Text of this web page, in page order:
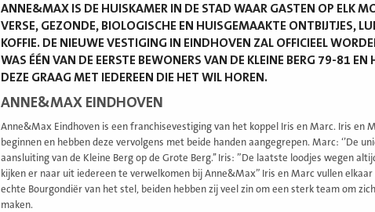
ANNE&MAX IS DE HUISKAMER IN DE STAD WAAR GASTEN OP ELK
VERSE, GEZONDE, BIOLOGISCHE EN HUISGEMAAKTE ONTBIJTJES,
KOFFIE. DE NIEUWE VESTIGING IN EINDHOVEN ZAL OFFICIEEL
WAS ÉÉN VAN DE EERSTE BEWONERS VAN DE KLEINE BERG 79-81
DEZE GRAAG MET IEDEREEN DIE HET WIL HOREN.
ANNE&MAX EINDHOVEN
Anne&Max Eindhoven is een franchisevestiging van het koppel Iris en Marc. Iris
beginnen en hebben deze vervolgens met beide handen aangegrepen. Marc: ‘’De
aansluiting van de Kleine Berg op de Grote Berg.’’ Iris: ”De laatste loodjes wegen
kijken er naar uit iedereen te verwelkomen bij Anne&Max” Iris en Marc vullen
echte Bourgondiër van het stel, beiden hebben zij veel zin om een sterk team om
maken.